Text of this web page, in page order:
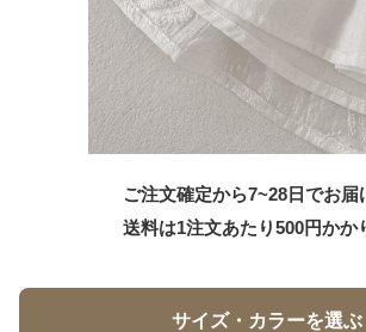
ご注文確定から7~28日でお届
送料は1注文あたり500円かか
サイズ・カラーを選ぶ